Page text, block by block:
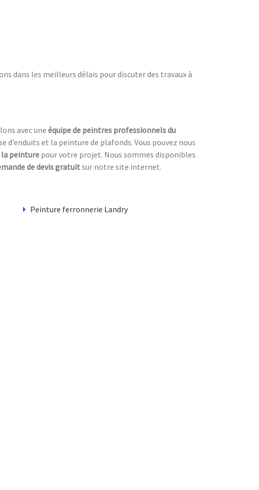
dans les meilleurs délais pour discuter des travaux à
avec une équipe de peintres professionnels du
d’enduits et la peinture de plafonds. Vous pouvez nous
la peinturepour votre projet. Nous sommes disponibles
de devis gratuitsur notre site internet.
Peinture ferronnerie Landry